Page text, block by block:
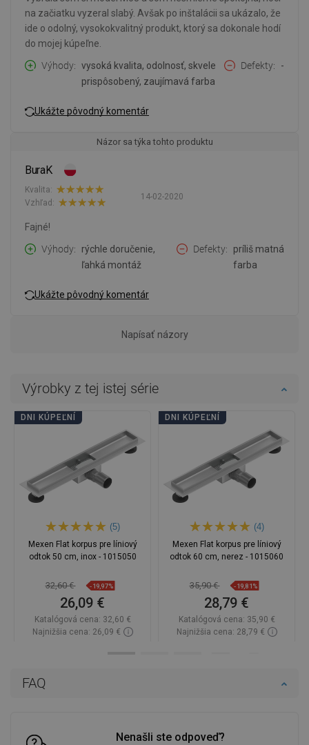
FAQ
Nenašli ste odpoveď?
na začiatku vyzeral slabý. Avšak po inštalácii sa ukázalo, že
ide o odolný, vysokokvalitný produkt, ktorý sa dokonale hodí
do mojej kúpeľne.
Výhody
vysoká kvalita, odolnosť, skvele
prispôsobený, zaujímavá farba
Defekty -
Ukážte pôvodný komentár
Názor sa týka tohto produktu
BuraK
14-02-2020
Kvalita:
Vzhľad:
Fajné!
Výhody
rýchle doručenie,
ľahká montáž
Defekty
príliš matná
farba
Ukážte pôvodný komentár
Napísať názory
Výrobky z tej istej série
DNI KÚPEĽNÍ
(5)
Mexen Flat korpus pre líniový
odtok 50 cm, inox - 1015050
32,60 € -19,97%
26,09 €
Katalógová cena: 32,60 €
Najnižšia cena: 26,09 €
DNI KÚPEĽNÍ
(4)
Mexen Flat korpus pre líniový
odtok 60 cm, nerez - 1015060
35,90 € -19,81%
28,79 €
Katalógová cena: 35,90 €
Najnižšia cena: 28,79 €